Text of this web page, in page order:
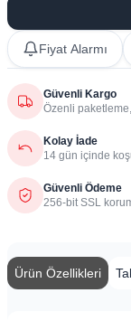
Fiyat Alarmı
Güvenli Kargo
Özenli
Kolay İade
14 gün içinde
Güvenli Ödeme
256-bit SSL
Ürün Özellikleri